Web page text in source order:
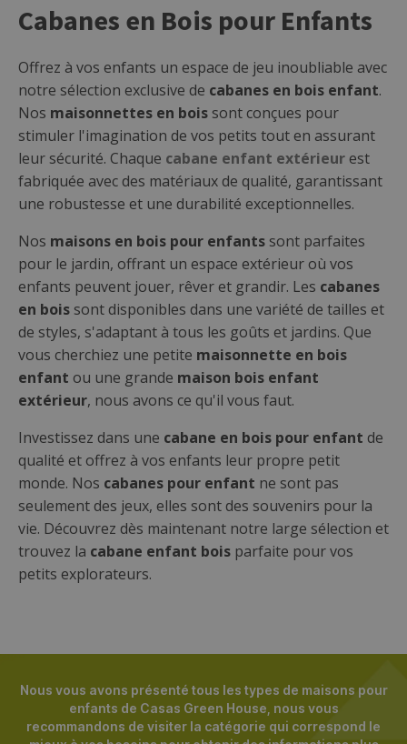
Super Paris 7.650,00
VOIR CABANE
Super Posada